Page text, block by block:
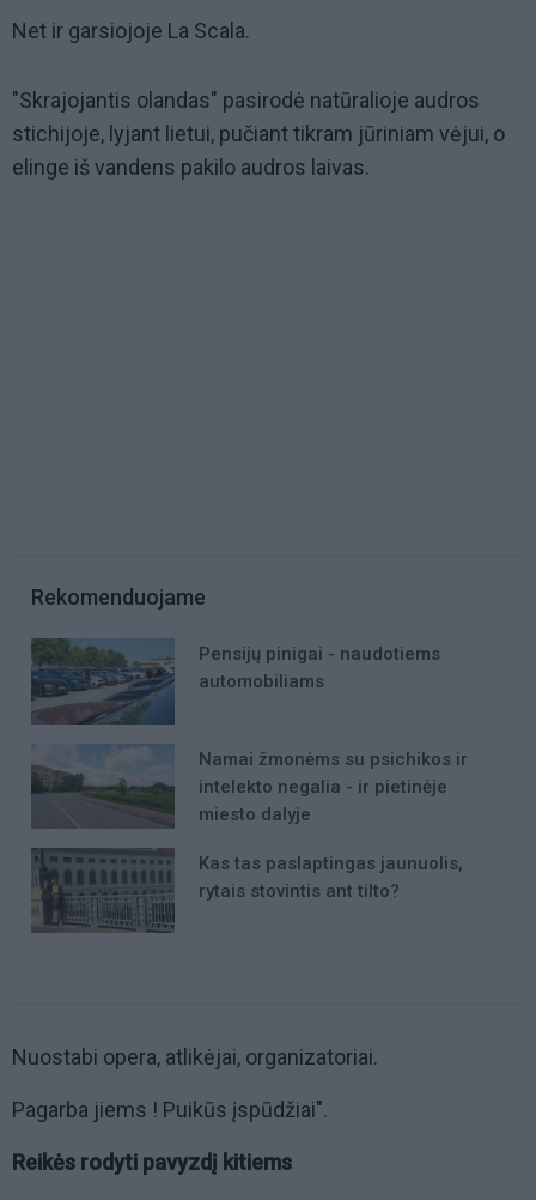
Net ir garsiojoje La Scala.
"Skrajojantis olandas" pasirodė natūralioje audros
stichijoje, lyjant lietui, pučiant tikram jūriniam vėjui, o
elinge iš vandens pakilo audros laivas.
Rekomenduojame
Pensijų pinigai - naudotiems
automobiliams
Namai žmonėms su psichikos ir
intelekto negalia - ir pietinėje
miesto dalyje
Kas tas paslaptingas jaunuolis,
rytais stovintis ant tilto?
Nuostabi opera, atlikėjai, organizatoriai.
Pagarba jiems ! Puikūs įspūdžiai".
Reikės rodyti pavyzdį kitiems